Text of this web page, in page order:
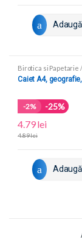
Birotica si Papetarie /
Caiete scolare
Caiet A4,
-2% -25%
4.79lei
4.89lei